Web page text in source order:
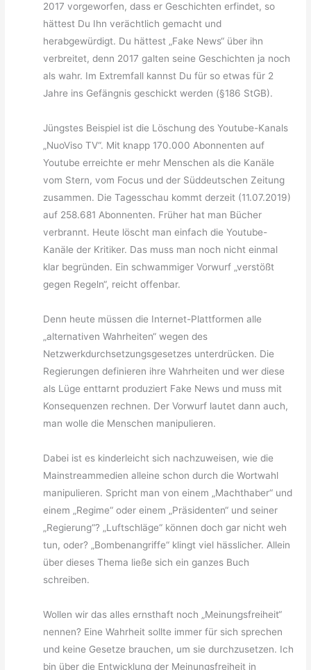
2017 vorgeworfen, dass er Geschichten erfindet, so
hättest Du Ihn verächtlich gemacht und
herabgewürdigt. Du hättest „Fake News“ über ihn
verbreitet, denn 2017 galten seine Geschichten ja noch
als wahr. Im Extremfall kannst Du für so etwas für 2
Jahre ins Gefängnis geschickt werden (§186 StGB).
Jüngstes Beispiel ist die Löschung des Youtube-Kanals
„NuoViso TV“. Mit knapp 170.000 Abonnenten auf
Youtube erreichte er mehr Menschen als die Kanäle
vom Stern, vom Focus und der Süddeutschen Zeitung
zusammen. Die Tagesschau kommt derzeit (11.07.2019)
auf 258.681 Abonnenten. Früher hat man Bücher
verbrannt. Heute löscht man einfach die Youtube-
Kanäle der Kritiker. Das muss man noch nicht einmal
klar begründen. Ein schwammiger Vorwurf „verstößt
gegen Regeln“, reicht offenbar.
Denn heute müssen die Internet-Plattformen alle
„alternativen Wahrheiten“ wegen des
Netzwerkdurchsetzungsgesetzes unterdrücken. Die
Regierungen definieren ihre Wahrheiten und wer diese
als Lüge enttarnt produziert Fake News und muss mit
Konsequenzen rechnen. Der Vorwurf lautet dann auch,
man wolle die Menschen manipulieren.
Dabei ist es kinderleicht sich nachzuweisen, wie die
Mainstreammedien alleine schon durch die Wortwahl
manipulieren. Spricht man von einem „Machthaber“ und
einem „Regime“ oder einem „Präsidenten“ und seiner
„Regierung“? „Luftschläge“ können doch gar nicht weh
tun, oder? „Bombenangriffe“ klingt viel hässlicher. Allein
über dieses Thema ließe sich ein ganzes Buch
schreiben.
Wollen wir das alles ernsthaft noch „Meinungsfreiheit“
nennen? Eine Wahrheit sollte immer für sich sprechen
und keine Gesetze brauchen, um sie durchzusetzen. Ich
bin über die Entwicklung der Meinungsfreiheit in